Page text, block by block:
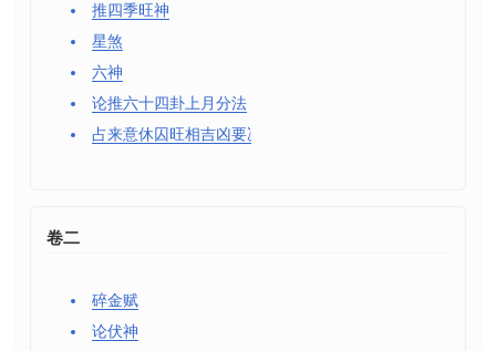
推四季旺神
星煞
六神
论推六十四卦上月分法
占来意休囚旺相吉凶要决
卷二
碎金赋
论伏神